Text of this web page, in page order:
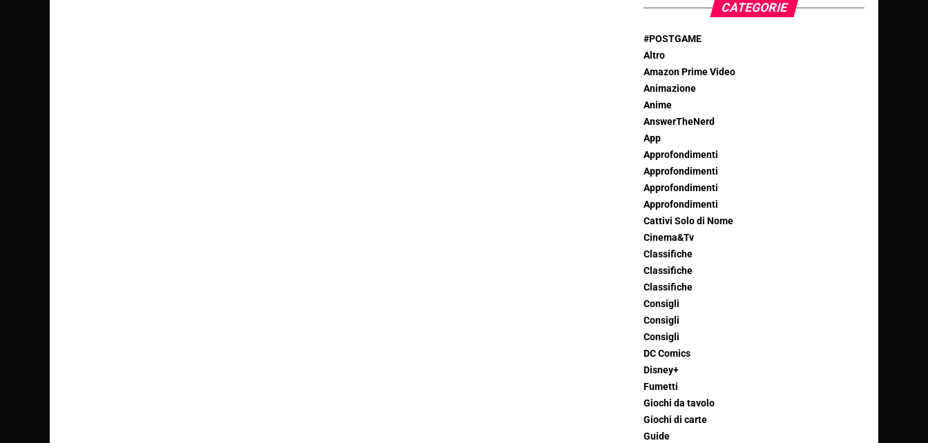
CATEGORIE
#POSTGAME
Altro
Amazon Prime Video
Animazione
Anime
AnswerTheNerd
App
Approfondimenti
Approfondimenti
Approfondimenti
Approfondimenti
Cattivi Solo di Nome
Cinema&Tv
Classifiche
Classifiche
Classifiche
Consigli
Consigli
Consigli
DC Comics
Disney+
Fumetti
Giochi da tavolo
Giochi di carte
Guide